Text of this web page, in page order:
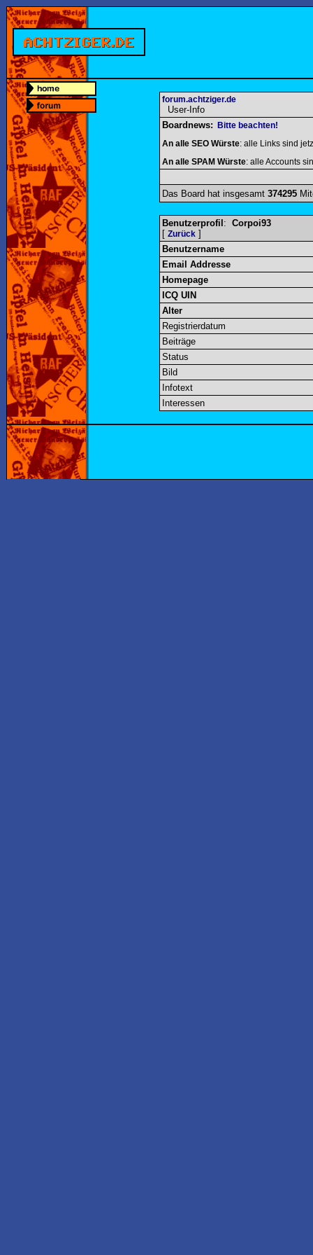
forum.achtziger.de
User-Info
Boardnews:
Bitte beachten!
An alle SEO Würste: alle Links sind
An alle SPAM Würste: alle Accounts
Das Board hat insgesamt 374295
Benutzerprofil : Corpoi93
[ Zurück ]
Benutzername
Email Addresse
Homepage
ICQ UIN
Alter
Registrierdatum
Beiträge
Status
Bild
Infotext
Interessen